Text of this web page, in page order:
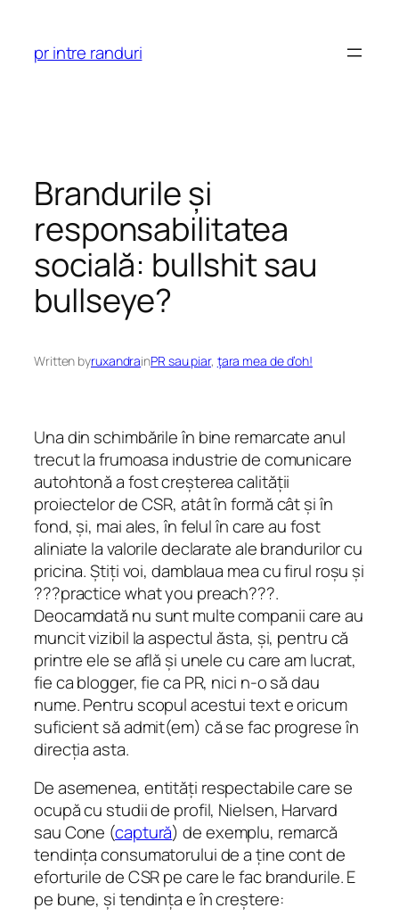
content
pr intre randuri
Brandurile și
responsabilitatea
socială: bullshit sau
bullseye?
Written byruxandrainPR sau piar, ţara mea de d’oh!
Una din schimbările în bine remarcate anul
trecut la frumoasa industrie de comunicare
autohtonă a fost creșterea calității
proiectelor de CSR, atât în formă cât și în
fond, și, mai ales, în felul în care au fost
aliniate la valorile declarate ale brandurilor cu
pricina. Știți voi, damblaua mea cu firul roșu și
???practice what you preach???.
Deocamdată nu sunt multe companii care au
muncit vizibil la aspectul ăsta, și, pentru că
printre ele se află și unele cu care am lucrat,
fie ca blogger, fie ca PR, nici n-o să dau
nume. Pentru scopul acestui text e oricum
suficient să admit(em) că se fac progrese în
direcția asta.
De asemenea, entități respectabile care se
ocupă cu studii de profil, Nielsen, Harvard
sau Cone (captură) de exemplu, remarcă
tendința consumatorului de a ține cont de
eforturile de CSR pe care le fac brandurile. E
pe bune, și tendința e în creștere: